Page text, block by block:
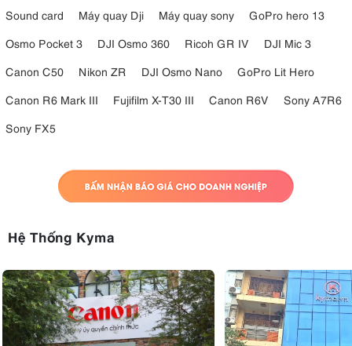
Sound card
Máy quay Dji Máy quay sony
GoPro hero 13
Osmo Pocket 3
DJI Osmo 360 Ricoh GR IV
DJI Mic 3
Canon C50
Nikon ZR DJI Osmo Nano
GoPro Lit Hero
Canon R6 Mark III
Fujifilm X-T30 III Canon R6V
Sony A7R6
Sony FX5
Hệ Thống Kyma